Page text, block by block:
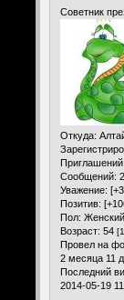
Советник
Откуда:
Приглашений:
Сообщений:
Уважение:
Позитив:
Пол: Женский
Возраст: 54
Провел на
2 месяца 11
Последний
2014-05-19